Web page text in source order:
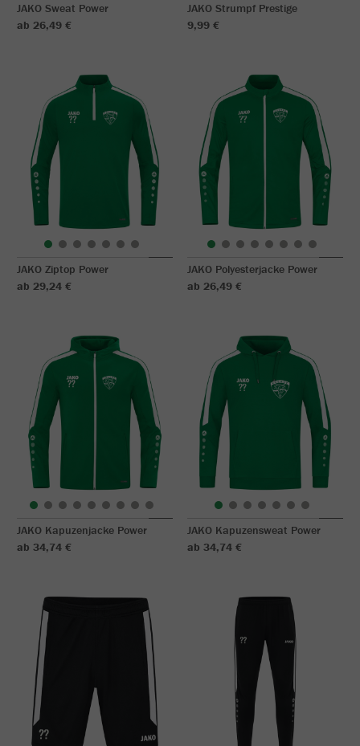
JAKO Sweat Power
ab 26,49 €
JAKO Strumpf Prestige
9,99 €
JAKO Ziptop Power
ab 29,24 €
JAKO Polyesterjacke Power
ab 26,49 €
JAKO Kapuzenjacke Power
ab 34,74 €
JAKO Kapuzensweat Power
ab 34,74 €